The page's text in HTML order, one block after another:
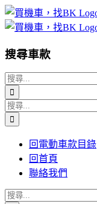
Skip
to
content
搜尋車款
搜
索
結
果：
搜
索
回電動車款目錄
回首頁
聯絡我們
搜